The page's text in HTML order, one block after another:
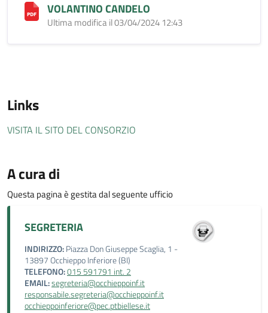
VOLANTINO CANDELO
Ultima modifica il 03/04/2024 12:43
Links
VISITA IL SITO DEL CONSORZIO
A cura di
Questa pagina è gestita dal seguente ufficio
SEGRETERIA
INDIRIZZO:Piazza Don Giuseppe Scaglia, 1 -
13897 Occhieppo Inferiore (BI)
TELEFONO:015 591791 int. 2
EMAIL:segreteria@occhieppoinf.it
responsabile.segreteria@occhieppoinf.it
occhieppoinferiore@pec.ptbiellese.it